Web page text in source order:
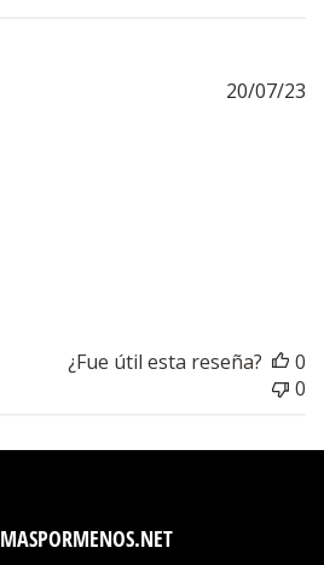
20/07/23
¿Fue útil esta reseña?
0
0
MASPORMENOS.NET